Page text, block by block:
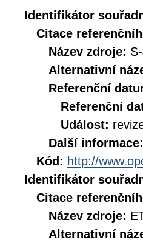
Identifikátor
Citace
Název zdroje:
Alternativní
Referenční
Referenční
Událost:
Další informace:
Kód: http://
Identifikátor
Citace
Název zdroje:
Alternativní